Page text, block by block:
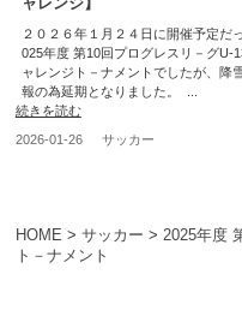
HOME > サッカー > 2025年度
ト－ナメント
２０２６年１月２４日に開催予定だ
025年度 第10回プログレスリ－グU-
ャレンジト－ナメントでしたが、降
報の為延期となりました。 ...
続きを読む
2026-01-26
サッカー